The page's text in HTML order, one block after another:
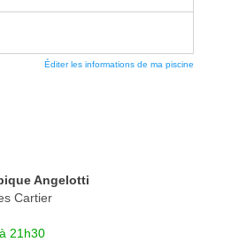
Éditer les informations de ma piscine
Angelotti
Cartier
21h30